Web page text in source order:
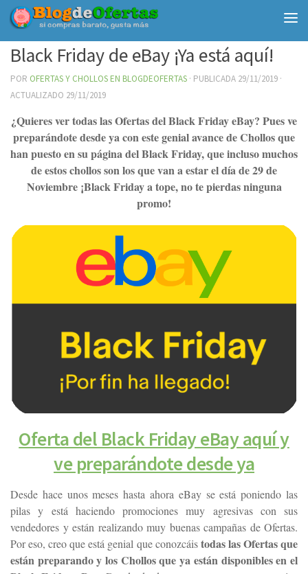
Debajo del contenido
Black Friday de eBay ¡Ya está aquí!
POR OFERTAS Y CHOLLOS EN BLOGDEOFERTAS · PUBLICADA 29/11/2019 ·
ACTUALIZADO 29/11/2019
¿Quieres ver todas las Ofertas del Black Friday eBay? Pues ve
preparándote desde ya con este genial avance de Chollos que
han puesto en su página del Black Friday, que incluso muchos
de estos chollos son los que van a estar el día de 29 de
Noviembre ¡Black Friday a tope, no te pierdas ninguna
promo!
Oferta del Black Friday eBay aquí y
ve preparándote desde ya
Desde hace unos meses hasta ahora eBay se está poniendo las
pilas y está haciendo promociones muy agresivas con sus
vendedores y están realizando muy buenas campañas de Ofertas.
Por eso, creo que está genial que conozcáistodas las Ofertas que
están preparando y los Chollos que ya están disponibles en el